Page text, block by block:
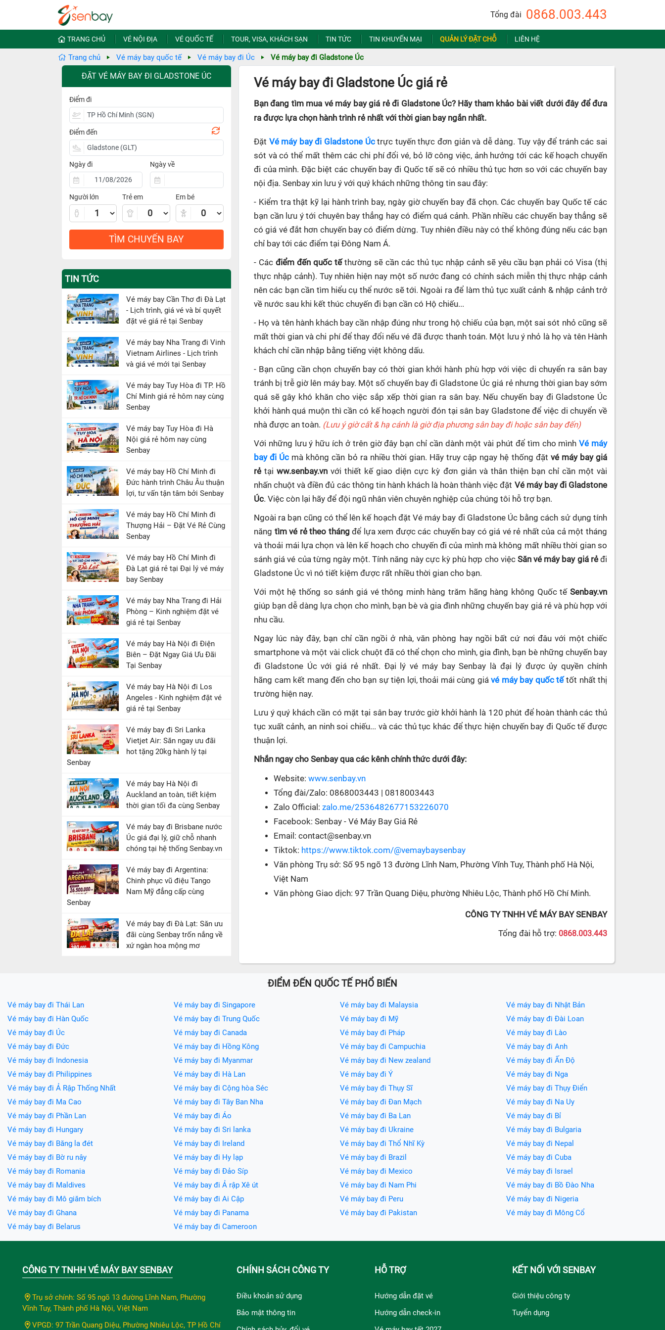
Tổng đài 0868.003.443
TRANG CHỦ VÉ NỘI ĐỊA VÉ QUỐC TẾ TOUR, VISA, KHÁCH SẠN TIN TỨC TIN KHUYẾN MẠI QUẢN LÝ ĐẶT CHỖ LIÊN HỆ
Trang chủ Vé máy bay quốc tế Vé máy bay đi Úc Vé máy bay đi Gladstone Úc
ĐẶT VÉ MÁY BAY ĐI GLADSTONE ÚC
Điểm đi
Điểm đến
Ngày đi Ngày về
Người lớn Trẻ em Em bé
TÌM CHUYẾN BAY
TIN TỨC
Vé máy bay Cần Thơ đi Đà Lạt
- Lịch trình, giá vé và bí quyết
đặt vé giá rẻ tại Senbay
Vé máy bay Nha Trang đi Vinh
Vietnam Airlines - Lịch trình
và giá vé mới tại Senbay
Vé máy bay Tuy Hòa đi TP. Hồ
Chí Minh giá rẻ hôm nay cùng
Senbay
Vé máy bay Tuy Hòa đi Hà
Nội giá rẻ hôm nay cùng
Senbay
Vé máy bay Hồ Chí Minh đi
Đức hành trình Châu Âu thuận
lợi, tư vấn tận tâm bởi Senbay
Vé máy bay Hồ Chí Minh đi
Thượng Hải – Đặt Vé Rẻ Cùng
Senbay
Vé máy bay Hồ Chí Minh đi
Đà Lạt giá rẻ tại Đại lý vé máy
bay Senbay
Vé máy bay Nha Trang đi Hải
Phòng – Kinh nghiệm đặt vé
giá rẻ tại Senbay
Vé máy bay Hà Nội đi Điện
Biên – Đặt Ngay Giá Ưu Đãi
Tại Senbay
Vé máy bay Hà Nội đi Los
Angeles - Kinh nghiệm đặt vé
giá rẻ tại Senbay
Vé máy bay đi Sri Lanka
Vietjet Air: Săn ngay ưu đãi
hot tặng 20kg hành lý tại
Senbay
Vé máy bay Hà Nội đi
Auckland an toàn, tiết kiệm
thời gian tối đa cùng Senbay
Vé máy bay đi Brisbane nước
Úc giá đại lý, giữ chỗ nhanh
chóng tại hệ thống Senbay.vn
Vé máy bay đi Argentina:
Chinh phục vũ điệu Tango
Nam Mỹ đẳng cấp cùng
Senbay
Vé máy bay đi Đà Lạt: Săn ưu
đãi cùng Senbay trốn nắng về
xứ ngàn hoa mộng mơ
Vé máy bay đi Gladstone Úc giá rẻ
Bạn đang tìm mua vé máy bay giá rẻ đi Gladstone Úc? Hãy tham khảo bài viết dưới đây để đưa
ra được lựa chọn hành trình rẻ nhất với thời gian bay ngắn nhất.
Đặt Vé máy bay đi Gladstone Úctrực tuyến thực đơn giản và dễ dàng. Tuy vậy để tránh các sai
sót và có thể mất thêm các chi phí đổi vé, bỏ lỡ công việc, ảnh hưởng tới các kế hoạch chuyến
đi của mình. Đặc biệt các chuyến bay đi Quốc tế sẽ có nhiều thủ tục hơn so với các chuyến bay
nội địa. Senbay xin lưu ý với quý khách những thông tin sau đây:
- Kiểm tra thật kỹ lại hành trình bay, ngày giờ chuyến bay đã chọn. Các chuyến bay Quốc tế các
bạn cần lưu ý tới chuyên bay thẳng hay có điểm quá cảnh. Phần nhiều các chuyến bay thẳng sẽ
có giá vé đắt hơn chuyến bay có điểm dừng. Tuy nhiên điều này có thể không đúng nếu các bạn
chỉ bay tới các điểm tại Đông Nam Á.
- Các điểm đến quốc tếthường sẽ cần các thủ tục nhập cảnh sẽ yêu cầu bạn phải có Visa (thị
thực nhập cảnh). Tuy nhiên hiện nay một số nước đang có chính sách miễn thị thực nhập cảnh
nên các bạn cần tìm hiểu cụ thể nước sẽ tới. Ngoài ra để làm thủ tục xuất cảnh & nhập cảnh trở
về nước sau khi kết thúc chuyến đi bạn cần có Hộ chiếu...
- Họ và tên hành khách bay cần nhập đúng như trong hộ chiếu của bạn, một sai sót nhỏ cũng sẽ
mất thời gian và chi phí để thay đổi nếu vé đã được thanh toán. Một lưu ý nhỏ là họ và tên Hành
khách chỉ cần nhập bằng tiếng việt không dấu.
- Bạn cũng cần chọn chuyến bay có thời gian khởi hành phù hợp với việc di chuyển ra sân bay
tránh bị trễ giờ lên máy bay. Một số chuyến bay đi Gladstone Úc giá rẻ nhưng thời gian bay sớm
quá sẽ gây khó khăn cho việc sắp xếp thời gian ra sân bay. Nếu chuyến bay đi Gladstone Úc
khởi hành quá muộn thì cần có kế hoạch người đón tại sân bay Gladstone để việc di chuyển về
nhà được an toàn. (Lưu ý giờ cất & hạ cánh là giờ địa phương sân bay đi hoặc sân bay đến)
Với những lưu ý hữu ích ở trên giờ đây bạn chỉ cần dành một vài phút để tìm cho mìnhVé máy
bay đi Úc mà không cần bỏ ra nhiều thời gian. Hãy truy cập ngay hệ thống đặt vé máy bay giá
rẻ tạiww.senbay.vn với thiết kế giao diện cực kỳ đơn giản và thân thiện bạn chỉ cần một vài
nhấn chuột và điền đủ các thông tin hành khách là hoàn thành việc đặt Vé máy bay đi Gladstone
Úc. Việc còn lại hãy để đội ngũ nhân viên chuyên nghiệp của chúng tôi hỗ trợ bạn.
Ngoài ra bạn cũng có thể lên kế hoạch đặt Vé máy bay đi Gladstone Úc bằng cách sử dụng tính
năng tìm vé rẻ theo thángđể lựa xem được các chuyến bay có giá vé rẻ nhất của cả một tháng
và thoải mái lựa chọn và lên kế hoạch cho chuyến đi của mình mà không mất nhiều thời gian so
sánh giá vé của từng ngày một. Tính năng này cực kỳ phù hợp cho việc Săn vé máy bay giá rẻđi
Gladstone Úc vì nó tiết kiệm được rất nhiều thời gian cho bạn.
Với một hệ thống so sánh giá vé thông minh hàng trăm hãng hàng không Quốc tế Senbay.vn
giúp bạn dễ dàng lựa chọn cho mình, bạn bè và gia đình những chuyến bay giá rẻ và phù hợp với
nhu cầu.
Ngay lúc này đây, bạn chỉ cần ngồi ở nhà, văn phòng hay ngồi bất cứ nơi đâu với một chiếc
smartphone và một vài click chuột đã có thể chọn cho mình, gia đình, bạn bè những chuyến bay
đi Gladstone Úc với giá rẻ nhất. Đại lý vé máy bay Senbay
là đại lý được ủy quyền chính
hãng cam kết mang đến cho bạn sự tiện lợi, thoải mái cùng giávé máy bay quốc tế tốt nhất thị
trường hiện nay.
Lưu ý quý khách cần có mặt tại sân bay trước giờ khởi hành là 120 phút để hoàn thành các thủ
tục xuất cảnh, an ninh soi chiếu... và các thủ tục khác để thực hiện chuyến bay đi Quốc tế được
thuận lợi.
Nhắn ngay cho Senbay qua các kênh chính thức dưới đây:
Website: www.senbay.vn
Tổng đài/Zalo: 0868003443 | 0818003443
Zalo Official: zalo.me/2536482677153226070
Facebook: Senbay - Vé Máy Bay Giá Rẻ
Email: contact@senbay.vn
Tiktok: https://www.tiktok.com/@vemaybaysenbay
Văn phòng Trụ sở: Số 95 ngõ 13 đường Lĩnh Nam, Phường Vĩnh Tuy, Thành phố Hà Nội,
Việt Nam
Văn phòng Giao dịch: 97 Trần Quang Diệu, phường Nhiêu Lộc, Thành phố Hồ Chí Minh.
CÔNG TY TNHH VÉ MÁY BAY SENBAY
Tổng đài hỗ trợ: 0868.003.443
ĐIỂM ĐẾN QUỐC TẾ PHỔ BIẾN
Vé máy bay đi Thái Lan Vé máy bay đi Singapore Vé máy bay đi Malaysia
Vé máy bay đi Nhật Bản
Vé máy bay đi Hàn Quốc
Vé máy bay đi Trung Quốc Vé máy bay đi Mỹ
Vé máy bay đi Đài Loan
Vé máy bay đi Úc
Vé máy bay đi Canada Vé máy bay đi Pháp
Vé máy bay đi Lào
Vé máy bay đi Đức
Vé máy bay đi Hồng Kông Vé máy bay đi Campuchia
Vé máy bay đi Anh
Vé máy bay đi Indonesia
Vé máy bay đi Myanmar Vé máy bay đi New zealand
Vé máy bay đi Ấn Độ
Vé máy bay đi Philippines
Vé máy bay đi Hà Lan Vé máy bay đi Ý
Vé máy bay đi Nga
Vé máy bay đi Ả Rập Thống Nhất
Vé máy bay đi Cộng hòa Séc Vé máy bay đi Thụy Sĩ
Vé máy bay đi Thụy Điển
Vé máy bay đi Ma Cao
Vé máy bay đi Tây Ban Nha Vé máy bay đi Đan Mạch
Vé máy bay đi Na Uy
Vé máy bay đi Phần Lan
Vé máy bay đi Áo Vé máy bay đi Ba Lan
Vé máy bay đi Bỉ
Vé máy bay đi Hungary
Vé máy bay đi Sri lanka Vé máy bay đi Ukraine
Vé máy bay đi Bulgaria
Vé máy bay đi Băng la đét
Vé máy bay đi Ireland Vé máy bay đi Thổ Nhĩ Kỳ
Vé máy bay đi Nepal
Vé máy bay đi Bờ ru nây
Vé máy bay đi Hy lạp Vé máy bay đi Brazil
Vé máy bay đi Cuba
Vé máy bay đi Romania
Vé máy bay đi Đảo Síp Vé máy bay đi Mexico
Vé máy bay đi Israel
Vé máy bay đi Maldives
Vé máy bay đi Ả rập Xê út Vé máy bay đi Nam Phi
Vé máy bay đi Bồ Đào Nha
Vé máy bay đi Mô giăm bích
Vé máy bay đi Ai Cập Vé máy bay đi Peru
Vé máy bay đi Nigeria
Vé máy bay đi Ghana
Vé máy bay đi Panama Vé máy bay đi Pakistan
Vé máy bay đi Mông Cổ
Vé máy bay đi Belarus
Vé máy bay đi Cameroon
CÔNG TY TNHH VÉ MÁY BAY SENBAY
Trụ sở chính: Số 95 ngõ 13 đường Lĩnh Nam, Phường
Vĩnh Tuy, Thành phố Hà Nội, Việt Nam
VPGD: 97 Trần Quang Diệu, Phường Nhiêu Lộc, TP Hồ Chí
CHÍNH SÁCH CÔNG TY
Điều khoản sử dụng
Bảo mật thông tin
HỖ TRỢ
Hướng dẫn đặt vé
Hướng dẫn check-in
KẾT NỐI VỚI SENBAY
Giới thiệu công ty
Tuyển dụng